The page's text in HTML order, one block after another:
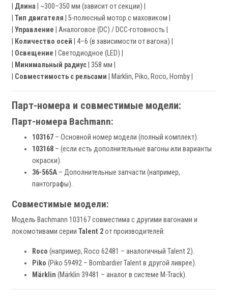
Длина | ~300–350 мм (зависит от секции) |
Тип двигателя | 5-полюсный мотор с маховиком |
Управление | Аналоговое (DC) / DCC-готовность |
Количество осей | 4–6 (в зависимости от вагона) |
Освещение | Светодиодное (LED) |
Минимальный радиус | 358 мм |
Совместимость с рельсами | Märklin, Piko, Roco, Hornby |
Парт-номера и совместимые модели:
Парт-номера Bachmann:
103167 – Основной номер модели (полный комплект).
103168 – (если есть дополнительные вагоны или варианты
окраски).
36-565A – Дополнительные запчасти (например,
пантографы).
Совместимые модели:
Модель Bachmann 103167 совместима с другими вагонами и
локомотивами серии Talent 2от производителей:
Roco (например, Roco 62481 – аналогичный Talent 2).
Piko (Piko 59492 – Bombardier Talent в другой ливрее).
Märklin (Märklin 39481 – аналог в системе M-Track).